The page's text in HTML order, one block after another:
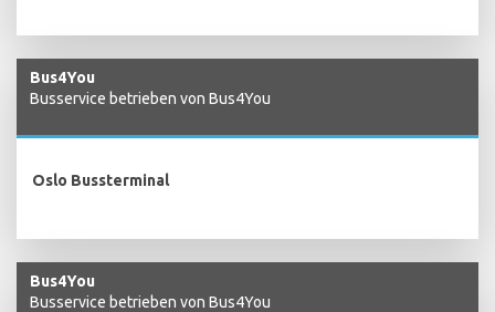
Bus4You
Busservice betrieben von Bus4You
Oslo Bussterminal
Bus4You
Busservice betrieben von Bus4You